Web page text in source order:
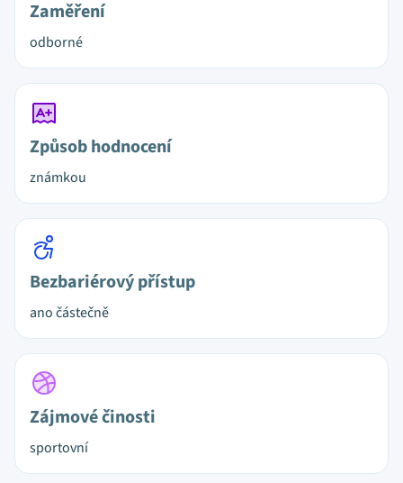
Zaměření
odborné
Způsob hodnocení
známkou
Bezbariérový přístup
ano částečně
Zájmové činosti
sportovní